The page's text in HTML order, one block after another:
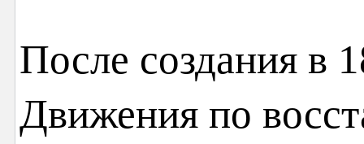
После создания в
Движения по